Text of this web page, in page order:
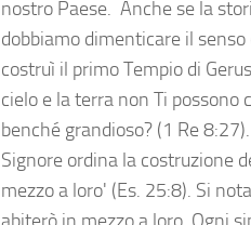
nostro Paese. Anche se la
dobbiamo dimenticare il
costruì il primo Tempio di
cielo e la terra non Ti possono
benché grandioso? (1 Re
Signore ordina la costruzione
mezzo a loro' (Es. 25:8). Si